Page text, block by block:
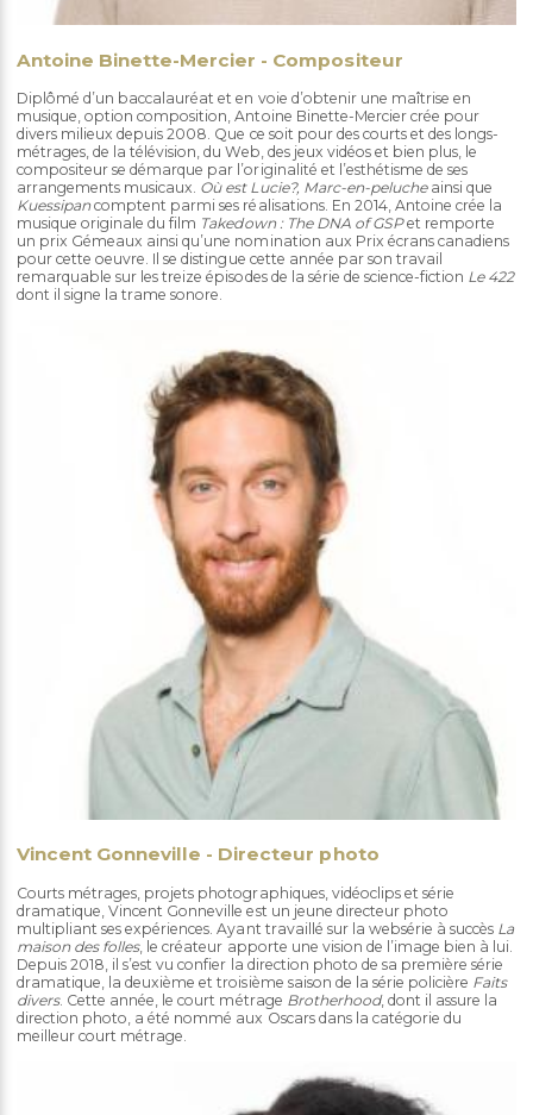
Antoine Binette-Mercier - Compositeur
Diplômé d’un baccalauréat et en voie d’obtenir une maîtrise en
musique, option composition, Antoine Binette-Mercier crée pour
divers milieux depuis 2008. Que ce soit pour des courts et des longs-
métrages, de la télévision, du Web, des jeux vidéos et bien plus, le
compositeur se démarque par l’originalité et l’esthétisme de ses
arrangements musicaux. Où est Lucie?, Marc-en-pelucheainsi que
Kuessipancomptent parmi ses réalisations. En 2014, Antoine crée la
musique originale du film Takedown : The DNA of GSPet remporte
un prix Gémeaux ainsi qu’une nomination aux Prix écrans canadiens
pour cette oeuvre. Il se distingue cette année par son travail
remarquable sur les treize épisodes de la série de science-fiction Le 422
dont il signe la trame sonore.
Vincent Gonneville - Directeur photo
Courts métrages, projets photographiques, vidéoclips et série
dramatique, Vincent Gonneville est un jeune directeur photo
multipliant ses expériences. Ayant travaillé sur la websérie à succès La
maison des folles, le créateur apporte une vision de l’image bien à lui.
Depuis 2018, il s’est vu confier la direction photo de sa première série
dramatique, la deuxième et troisième saison de la série policière Faits
divers. Cette année, le court métrage Brotherhood, dont il assure la
direction photo, a été nommé aux Oscars dans la catégorie du
meilleur court métrage.